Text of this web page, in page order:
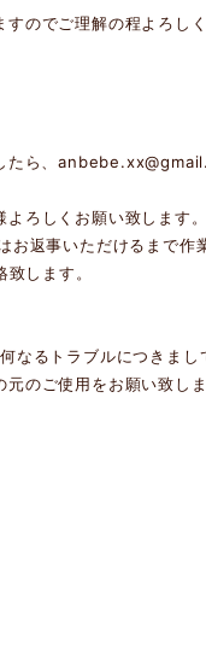
のでご理解の程よろし
たら、
ろしくお願い致します。
返事いただけるまで作
します。
るトラブルにつきま
のご使用をお願い致しま